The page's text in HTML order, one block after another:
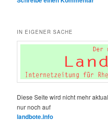
IN EIGENER SACHE
Diese Seite wird nicht mehr
nur noch auf
landbote.info